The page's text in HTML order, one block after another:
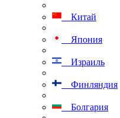
Китай
Япония
Израиль
Финляндия
Болгария